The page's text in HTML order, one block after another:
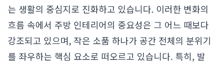
는 생활의 중심지로 진화하고 있습니다. 이러한 변화의
흐름 속에서 주방 인테리어의 중요성은 그 어느 때보다
강조되고 있으며, 작은 소품 하나가 공간 전체의 분위기
를 좌우하는 핵심 요소로 떠오르고 있습니다. 특히, 발